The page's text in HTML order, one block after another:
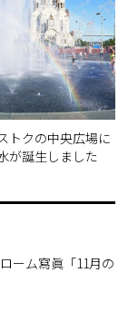
トクの中央広場に
が誕生しました
ーム寫眞「11月の